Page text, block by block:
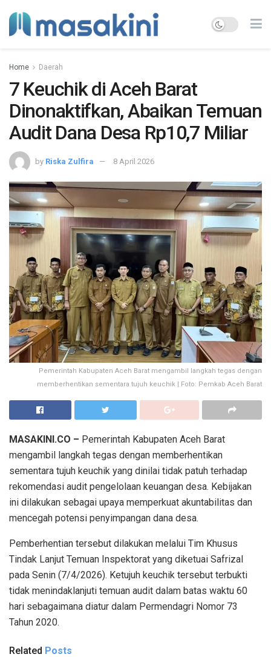
Home Daerah
7 Keuchik di Aceh Barat
Dinonaktifkan, Abaikan Temuan
Audit Dana Desa Rp10,7 Miliar
by Riska Zulfira 8 April 2026
Pemerintah Kabupaten Aceh Barat mengambil langkah tegas dengan
memberhentikan sementara tujuh keuchik | Foto: Pemkab Aceh Barat
MASAKINI.CO – Pemerintah Kabupaten Aceh Barat
mengambil langkah tegas dengan memberhentikan
sementara tujuh keuchik yang dinilai tidak patuh terhadap
rekomendasi audit pengelolaan keuangan desa. Kebijakan
ini dilakukan sebagai upaya memperkuat akuntabilitas dan
mencegah potensi penyimpangan dana desa.
Pemberhentian tersebut dilakukan melalui Tim Khusus
Tindak Lanjut Temuan Inspektorat yang diketuai Safrizal
pada Senin (7/4/2026). Ketujuh keuchik tersebut terbukti
tidak menindaklanjuti temuan audit dalam batas waktu 60
hari sebagaimana diatur dalam Permendagri Nomor 73
Tahun 2020.
Related Posts